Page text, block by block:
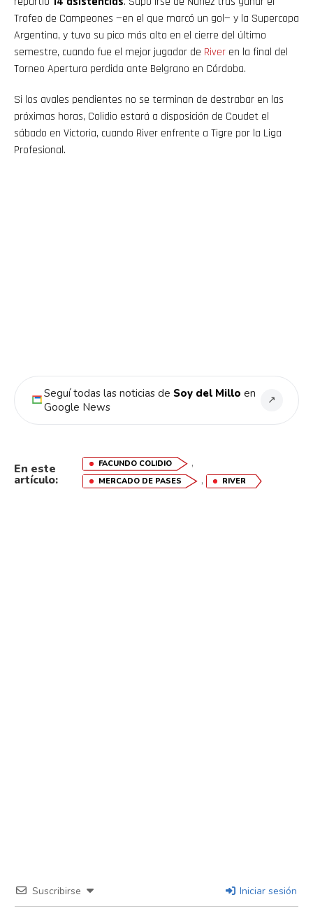
Trofeo de Campeones —en el que marcó un gol— y la Supercopa
Argentina, y tuvo su pico más alto en el cierre del último
semestre, cuando fue el mejor jugador de River en la final del
Torneo Apertura perdida ante Belgrano en Córdoba.
Si los avales pendientes no se terminan de destrabar en las
próximas horas, Colidio estará a disposición de Coudet el
sábado en Victoria, cuando River enfrente a Tigre por la Liga
Profesional.
Seguí todas las noticias de Soy del Millo en
Google News
↗
En este
artículo:
FACUNDO COLIDIO ,
MERCADO DE PASES , RIVER
Suscribirse Iniciar sesión